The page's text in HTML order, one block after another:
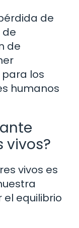
de
de
de
los
humanos
vivos?
vivos es
equilibrio